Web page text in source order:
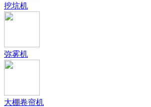
挖坑机
弥雾机
大棚卷帘机